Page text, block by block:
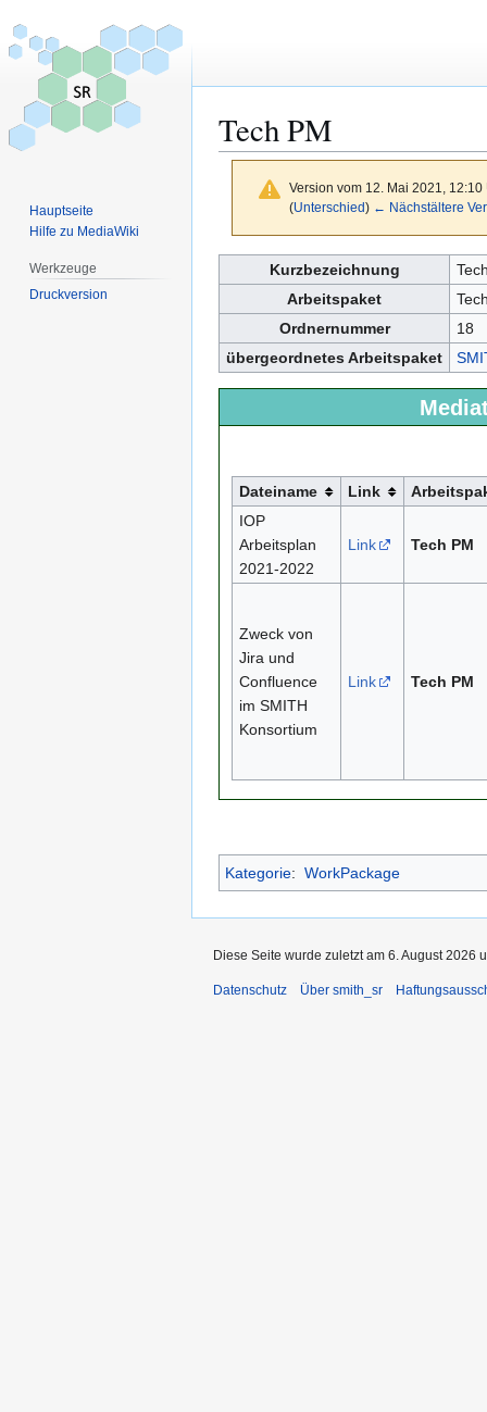
Tech PM
Version vom 12. Mai 2021,
(Unterschied) ← Nächstältere
Navigation
springen
Suche
springen
Kurzbezeichnung
Arbeitspaket
Ordnernummer
18
übergeordnetes Arbeitspaket
Dateiname Link
IOP
Arbeitsplan
2021-2022
Link Tech PM
Zweck von
Jira und
Confluence
im SMITH
Konsortium
Link Tech PM
Kategorie: WorkPackage
Hauptseite
Hilfe zu MediaWiki
Werkzeuge
Druckversion
Diese Seite wurde zuletzt am 6. August 2026
Datenschutz Über smith_sr